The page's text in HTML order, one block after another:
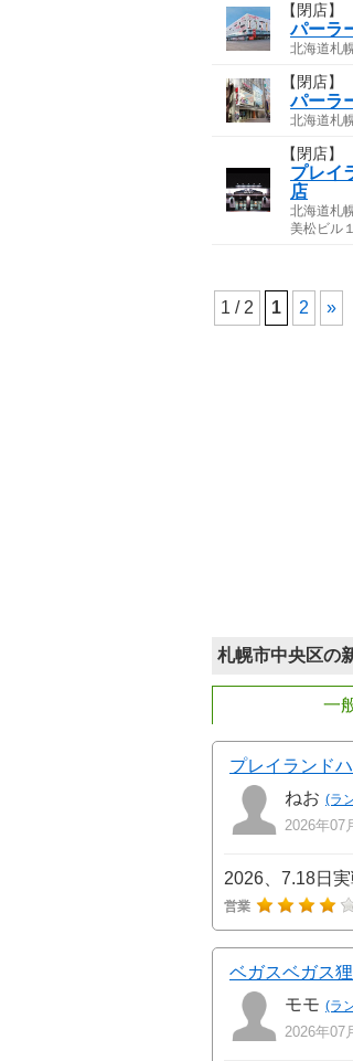
【閉店】
パーラ
北海道札
【閉店】
パーラ
北海道札
【閉店】
プレイ
店
北海道札
美松ビル
1 / 2 1 2 »
札幌市中央区の
一
プレイランド
ねお (ラ
2026年07
2026、7.18日
営業
ベガスベガス
モモ (ラ
2026年07